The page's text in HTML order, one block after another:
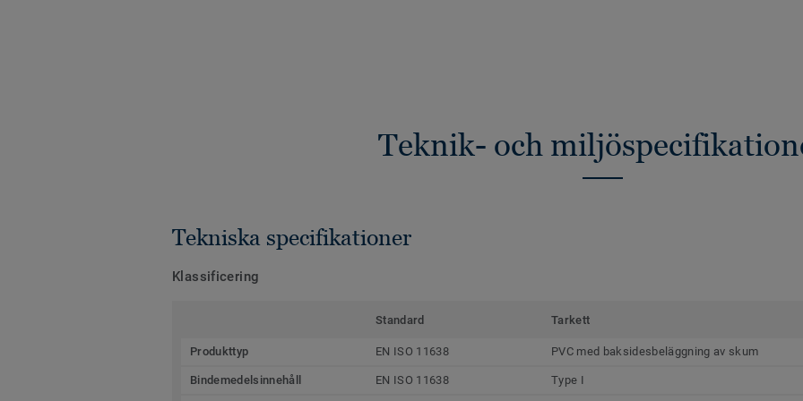
Teknik- och
Tekniska specifikationer
Klassificering
Standard Tarkett
Produkttyp EN ISO 11638 PVC med baksidesbeläggning av skum
Bindemedelsinnehåll EN ISO 11638 Type I